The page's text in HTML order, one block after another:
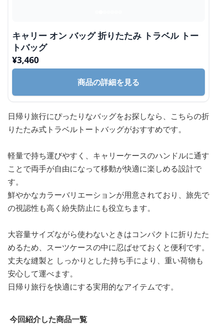
キャリー オン バッグ 折りたたみ トラベル トー
トバッグ
¥3,460
商品の詳細を見る
日帰り旅行にぴったりなバッグをお探しなら、こちらの折
りたたみ式トラベルトートバッグがおすすめです。
軽量で持ち運びやすく、キャリーケースのハンドルに通す
ことで両手が自由になって移動が快適に楽しめる設計で
す。
鮮やかなカラーバリエーションが用意されており、旅先で
の視認性も高く紛失防止にも役立ちます。
大容量サイズながら使わないときはコンパクトに折りたた
めるため、スーツケースの中に忍ばせておくと便利です。
丈夫な縫製と しっかりとした持ち手により、重い荷物も
安心して運べます。
日帰り旅行を快適にする実用的なアイテムです。
今回紹介した商品一覧